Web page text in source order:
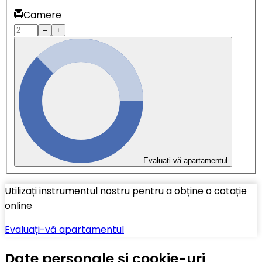
Camere
– +
Evaluați-vă apartamentul
Utilizați instrumentul nostru pentru a obține o cotație
online
Evaluați-vă apartamentul